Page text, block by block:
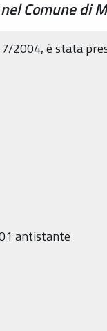
Comune di
2004, è stata
antistante